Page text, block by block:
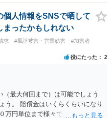
裁判や刑事裁判に発展しうるもの
損・侮辱に該当する可能性が低い
ることはあまり考えられないよう
個人情報をSNSで晒して
まったかもしれない
求 #風評被害・営業妨害
#加害者
役にたった 2
最大何回まで）は可能でしょう
。 賠償金はいくらくらいになり
万円単位まで様々であり、不明で